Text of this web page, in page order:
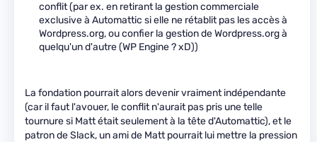
conflit (par ex. en retirant la gestion commerciale
exclusive à Automattic si elle ne rétablit pas les accès à
Wordpress.org, ou confier la gestion de Wordpress.org à
quelqu'un d'autre (WP Engine ? xD))
La fondation pourrait alors devenir vraiment indépendante
(car il faut l'avouer, le conflit n'aurait pas pris une telle
tournure si Matt était seulement à la tête d'Automattic), et le
patron de Slack, un ami de Matt pourrait lui mettre la pression